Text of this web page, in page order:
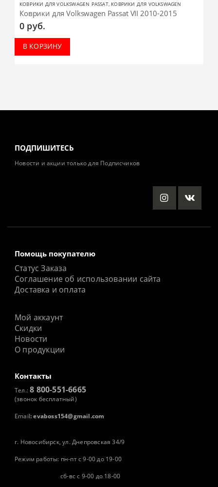
КОВРИКИ ДЛЯ VOLKSWAGEN PASSAT, КОВРИКИ ДЛЯ VOLKSWAGEN
Коврики для Volkswagen Passat VII 2010-2015
0 руб.
В КОРЗИНУ
ПОДПИШИТЕСЬ
Новости и акции только для Подписчиков
Помощь покупателю
Статус Заказа
Соглашение об использовании сайта
Доставка и оплата
Мой аккаунт
Скидки
Новости
О продукции
Контакты
Тел.:8 800-551-6665
(звонок бесплатный)
Email: evaboss154@gmail.com
г. Новосибирск, ул. Днепровская 34/9
Режим работы: пн-пт с 9-00 до 19-00
сб-вс с 9-00 до 18-00